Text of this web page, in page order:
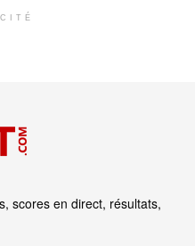
scores en direct, résultats,